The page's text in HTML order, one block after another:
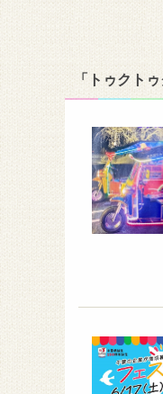
「トゥクト